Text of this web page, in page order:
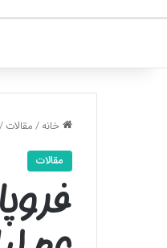
خانه/مقالات/
مقالات